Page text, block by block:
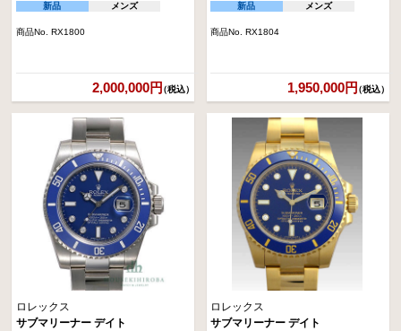
新品 メンズ
商品No. RX1800
2,000,000円（税込）
新品 メンズ
商品No. RX1804
1,950,000円（税込）
ロレックス
サブマリーナー デイト
ロレックス
サブマリーナー デイト